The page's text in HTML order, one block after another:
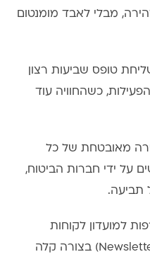
מבלי לאבד מומנטום
טופס שביעות רצון
כשהחוויה עוד
מאובטחת של כל
על ידי חברות הביטוח,
תביעה.
למועדון לקוחות
והחתמה על אישורי דיוור (Newsletter) בצורה קלה